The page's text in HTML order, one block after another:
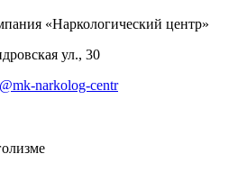
«Наркологический центр»
ул., 30
narkolog-centr